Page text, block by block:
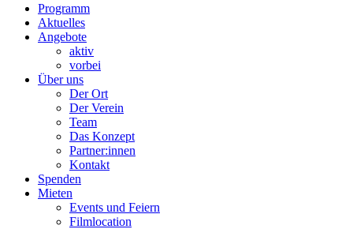
Programm
Aktuelles
Angebote
aktiv
vorbei
Über uns
Der Ort
Der Verein
Team
Das Konzept
Partner:innen
Kontakt
Spenden
Mieten
Events und Feiern
Filmlocation